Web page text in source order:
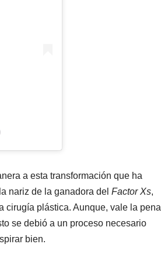
a esta transformación que ha
nariz de la ganadora del Factor Xs,
cirugía plástica. Aunque, vale la pena
se debió a un proceso necesario
bien.